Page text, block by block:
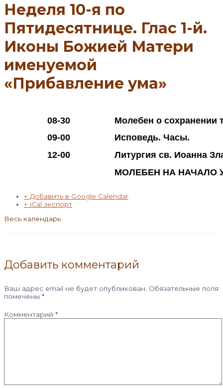
Неделя 10-я по
Пятидесятнице. Глас 1-й.
Иконы Божией Матери
именуемой
«Прибавление ума»
08-30
09-00
12-00
Молебен о сохранении
Исповедь. Часы.
Литургия св. Иоанна
МОЛЕБЕН НА НАЧАЛО
+ Добавить в Google Calendar
+ iCal экспорт
Весь календарь
Добавить комментарий
Ваш адрес email не будет опубликован. Обязательные поля
помечены *
Комментарий *